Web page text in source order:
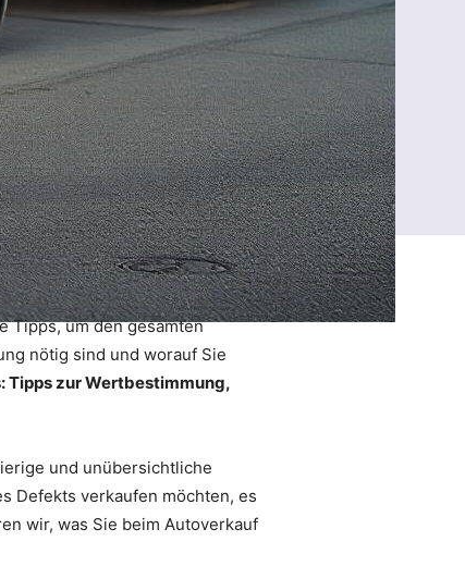
Tipps, um den gesamten
nötig sind und worauf Sie
Tipps zur Wertbestimmung,
und unübersichtliche
Defekts verkaufen möchten, es
wir, was Sie beim Autoverkauf